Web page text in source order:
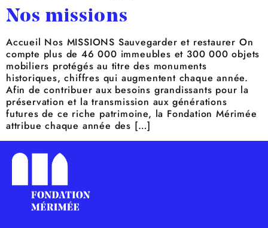
Nos missions
Accueil Nos MISSIONS Sauvegarder et restaurer On
compte plus de 46 000 immeubles et 300 000 objets
mobiliers protégés au titre des monuments
historiques, chiffres qui augmentent chaque année.
Afin de contribuer aux besoins grandissants pour la
préservation et la transmission aux générations
futures de ce riche patrimoine, la Fondation Mérimée
attribue chaque année des […]